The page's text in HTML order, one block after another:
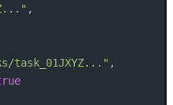
,
task_01JXYZ..." ,